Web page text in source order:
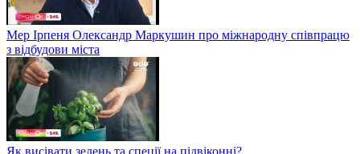
Мер Ірпеня Олександр Маркушин про міжнародну співпрацю
з відбудови міста
Як висівати зелень та спеції на підвіконні?